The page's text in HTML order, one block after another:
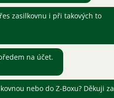
zasilkovnu i při takových to
na účet.
nebo do Z-Boxu? Děkuji za